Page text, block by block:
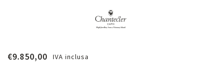
€9.850,00 IVA inclusa